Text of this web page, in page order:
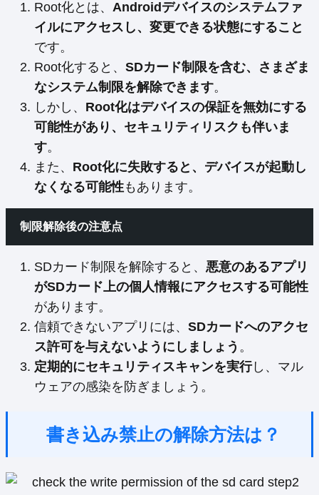
Root化とは、 Androidデバイスのシステムファ
イルにアクセスし、変更できる状態にすること
です。
Root化すると、 SDカード制限を含む、さまざま
なシステム制限を解除できます。
しかし、 Root化はデバイスの保証を無効にする
可能性があり、セキュリティリスクも伴いま
す。
また、 Root化に失敗すると、デバイスが起動し
なくなる可能性もあります。
制限解除後の注意点
SDカード制限を解除すると、 悪意のあるアプリ
がSDカード上の個人情報にアクセスする可能性
があります。
信頼できないアプリには、 SDカードへのアクセ
ス許可を与えないようにしましょう 。
定期的にセキュリティスキャンを実行し、マル
ウェアの感染を防ぎましょう。
書き込み禁止の解除方法は？